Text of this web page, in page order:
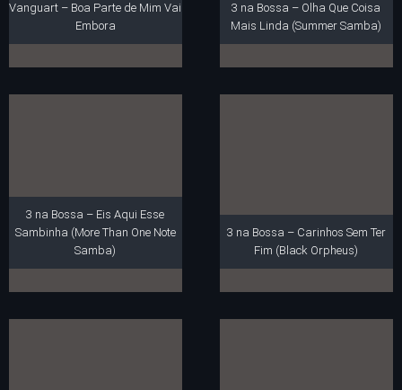
Vanguart – Boa Parte de Mim Vai
Embora
3 na Bossa – Olha Que Coisa
Mais Linda (Summer Samba)
3 na Bossa – Eis Aqui Esse
Sambinha (More Than One Note
Samba)
3 na Bossa – Carinhos Sem Ter
Fim (Black Orpheus)